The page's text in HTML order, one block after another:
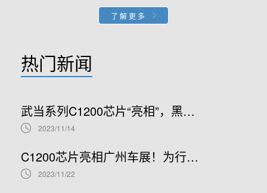
了解更多
热门新闻
武当系列C1200芯片“亮相”，黑芝麻智能高性价比NOA方案推动智能驾驶广泛应用
2023/11/14
C1200芯片亮相广州车展！为行业带来性价比最高的单芯片NOA方案
2023/11/22